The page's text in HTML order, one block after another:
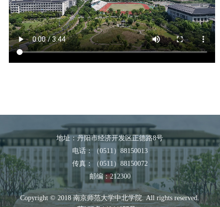
地址：丹阳市经济开发区正德路8号
电话：（0511）88150013
传真：（0511）88150072
邮编：212300
Copyright © 2018 南京师范大学中北学院. All rights reserved.